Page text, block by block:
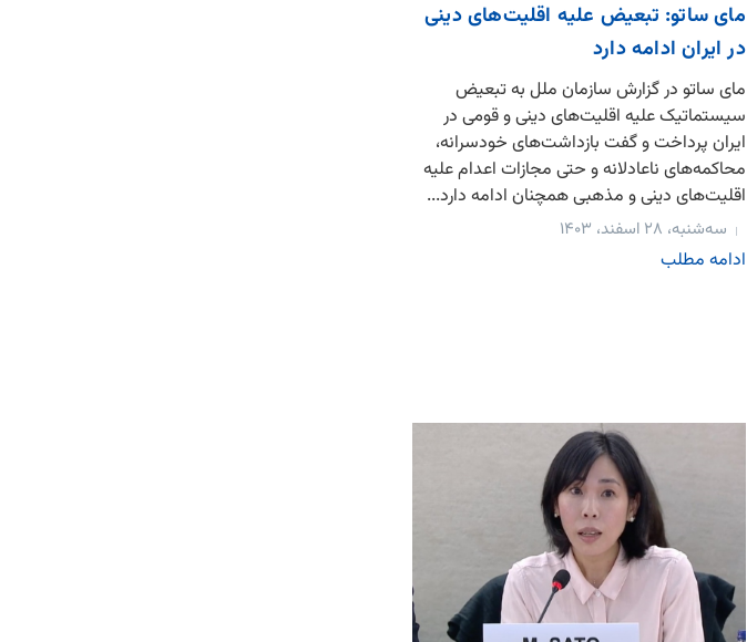
مای ساتو: تبعیض علیه اقلیت‌های دینی
در ایران ادامه دارد
مای ساتو در گزارش سازمان ملل به تبعیض
سیستماتیک علیه اقلیت‌های دینی و قومی در
ایران پرداخت و گفت بازداشت‌های خودسرانه،
محاکمه‌های ناعادلانه و حتی مجازات اعدام علیه
اقلیت‌های دینی و مذهبی همچنان ادامه دارد...
سه‌شنبه، ۲۸ اسفند، ۱۴۰۳
ادامه مطلب